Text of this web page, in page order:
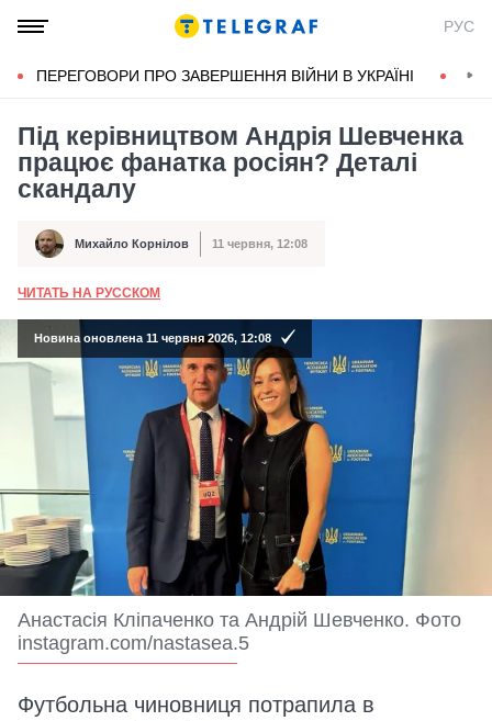
РУС
ПЕРЕГОВОРИ ПРО ЗАВЕРШЕННЯ ВІЙНИ В УКРАЇНІ
Під керівництвом Андрія Шевченка
працює фанатка росіян? Деталі
скандалу
Автор Михайло Корнілов
Дата публікації 11 червня, 12:08
ЧИТАТЬ НА РУССКОМ
Новина оновлена 11 червня 2026, 12:08
Анастасія Кліпаченко та Андрій Шевченко. Фото
instagram.com/nastasea.5
Футбольна чиновниця потрапила в